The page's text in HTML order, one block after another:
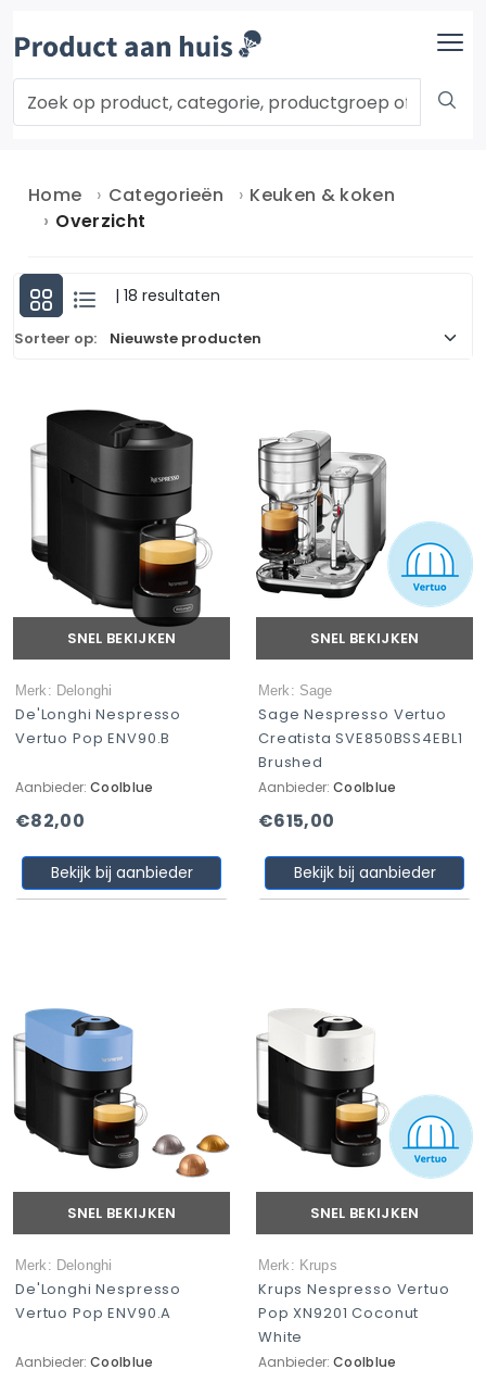
Home Categorieën
Keuken & koken
Overzicht
| 18 resultaten
Sorteer op:
SNEL BEKIJKEN
Merk: Delonghi
De'Longhi Nespresso
Vertuo Pop ENV90.B
Aanbieder: Coolblue
€82,00
Bekijk bij aanbieder
SNEL BEKIJKEN
Merk: Sage
Sage Nespresso Vertuo
Creatista SVE850BSS4EBL1
Brushed
Aanbieder: Coolblue
€615,00
Bekijk bij aanbieder
SNEL BEKIJKEN
Merk: Delonghi
De'Longhi Nespresso
Vertuo Pop ENV90.A
Aanbieder: Coolblue
SNEL BEKIJKEN
Merk: Krups
Krups Nespresso Vertuo
Pop XN9201 Coconut
White
Aanbieder: Coolblue